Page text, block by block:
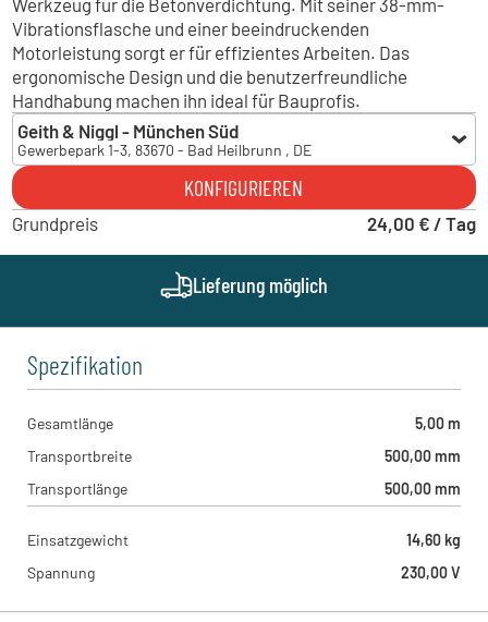
Werkzeug für die Betonverdichtung. Mit seiner 38-mm-
Vibrationsflasche und einer beeindruckenden
Motorleistung sorgt er für effizientes Arbeiten. Das
ergonomische Design und die benutzerfreundliche
Handhabung machen ihn ideal für Bauprofis.
Geith & Niggl - München Süd
Gewerbepark 1-3, 83670 - Bad Heilbrunn , DE
Geith & Niggl - München Süd
Gewerbepark 1-3, 83670 - Bad Heilbrunn , DE
Geith & Niggl - München Ost
Geith & Niggl - München West
Münchner Straße 1, 85232 - Bergkirchen , DE
Friedrich der Große 1, 44628 - Herne , DE
KONFIGURIEREN
Grundpreis 24,00 € / Tag
Lieferung möglich
Spezifikation
Gesamtlänge
5,00 m
Transportbreite
500,00 mm
Transportlänge
500,00 mm
Einsatzgewicht
14,60 kg
Spannung
230,00 V